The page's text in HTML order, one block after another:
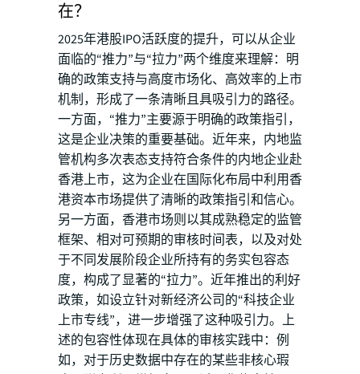
在？
2025年港股IPO活跃度的提升，可以从企业
面临的“推力”与“拉力”两个维度来理解：明
确的政策支持与高度市场化、高效率的上市
机制，形成了一条清晰且具吸引力的路径。
一方面，“推力”主要源于明确的政策指引，
这是企业决策的重要基础。近年来，内地监
管机构多次表态支持符合条件的内地企业赴
香港上市，这为企业在国际化布局中利用香
港资本市场提供了清晰的政策指引和信心。
另一方面，香港市场则以其成熟稳定的监管
框架、相对可预期的审核时间表，以及对处
于不同发展阶段企业所持有的务实包容态
度，构成了显著的“拉力”。近年推出的利好
政策，如设立针对新经济公司的“科技企业
上市专线”，进一步增强了这种吸引力。上
述的包容性体现在具体的审核实践中：例
如，对于历史数据中存在的某些非核心瑕